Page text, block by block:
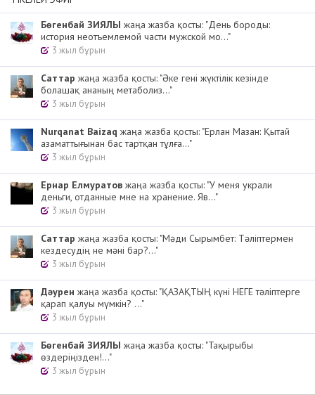
Бөгенбай ЗИЯЛЫ жаңа жазба қосты: "День бороды:
история неотъемлемой части мужской мо..."
3 жыл бұрын
Cаттар жаңа жазба қосты: "Әке гені жүктілік кезінде
болашақ ананың метаболиз..."
3 жыл бұрын
Nurqanat Baizaq жаңа жазба қосты: "Ерлан Мазан: Қытай
азаматтығынан бас тартқан тұлға..."
3 жыл бұрын
Ернар Елмуратов жаңа жазба қосты: "У меня украли
деньги, отданные мне на хранение. Яв..."
3 жыл бұрын
Cаттар жаңа жазба қосты: "Мәди Сырымбет: Тәліптермен
кездесудің не мәні бар?..."
3 жыл бұрын
Дәурен жаңа жазба қосты: "ҚАЗАҚТЫҢ күні НЕГЕ тәліптерге
қарап қалуы мүмкін? ..."
3 жыл бұрын
Бөгенбай ЗИЯЛЫ жаңа жазба қосты: "Тақырыбы
өздеріңізден!..."
3 жыл бұрын